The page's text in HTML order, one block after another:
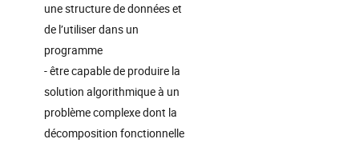
une structure de données et
de l’utiliser dans un
programme
- être capable de produire la
solution algorithmique à un
problème complexe dont la
décomposition fonctionnelle